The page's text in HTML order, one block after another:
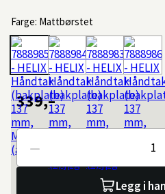
Farge: Mattbørstet
339,–
Antall
Legg i